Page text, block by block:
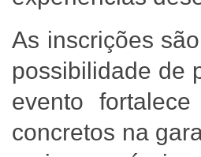
As inscrições
possibilidade de
evento
concretos na